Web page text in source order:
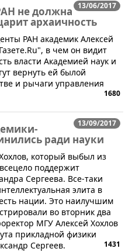
13/06/2017
не должна
архаичность
РАН академик Алексей
в чем он видит
власти Академией наук и
вернуть ей былой
и рычаги управления
1680
13/09/2017
ради науки
который выбыл из
поддержит
Сергеева. Все-таки
элита в
нации. Это наилучшим
во вторник два
МГУ Алексей Хохлов
прикладной физики
Сергеев.
1431